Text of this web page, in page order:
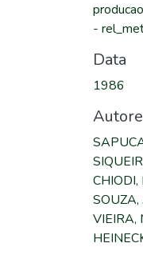
-
Data
1986
CHIODI,
VIEIRA,